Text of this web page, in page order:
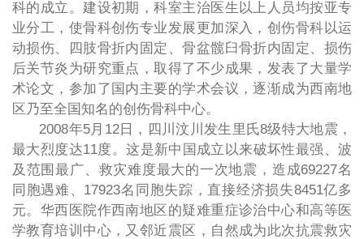
科的成立。建设初期，科室主治医生以上人员均按亚专
业分工，使骨科创伤专业发展更加深入，创伤骨科以运
动损伤、四肢骨折内固定、骨盆髋臼骨折内固定、损伤
后关节炎为研究重点，取得了不少成果，发表了大量学
术论文，参加了国内主要的学术会议，逐渐成为西南地
区乃至全国知名的创伤骨科中心。
2008年5月12日，四川汶川发生里氏8级特大地震，
最大烈度达11度。这是新中国成立以来破坏性最强、波
及范围最广、救灾难度最大的一次地震，造成69227名
同胞遇难、17923名同胞失踪，直接经济损失8451亿多
元。华西医院作西南地区的疑难重症诊治中心和高等医
学教育培训中心，又邻近震区，自然成为此次抗震救灾